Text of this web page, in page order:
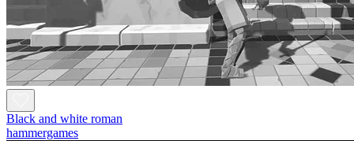
Black and white roman
hammergames